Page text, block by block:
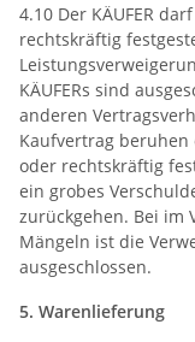
4.10 Der KÄUFER
rechtskräftig
KÄUFERs sind
anderen
Kaufvertrag
oder rechtskräftig
ein grobes
zurückgehen. Bei im
Mängeln ist die
ausgeschlossen.
5. Warenlieferung